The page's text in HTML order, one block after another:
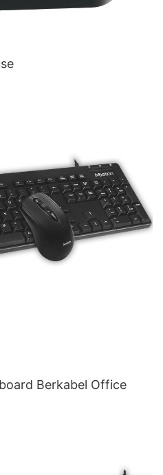
Berkabel Office